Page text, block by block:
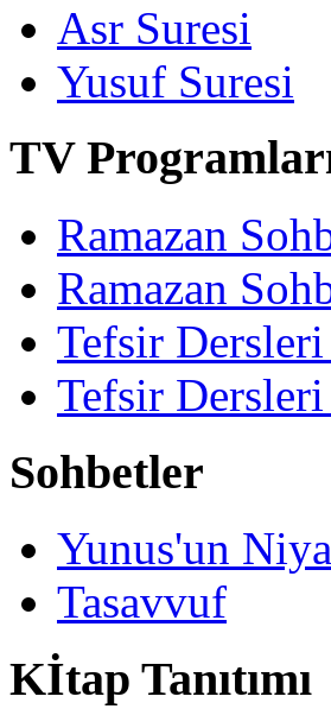
Asr Suresi
Yusuf Suresi
TV
Ramazan
Ramazan
Tefsir
Tefsir
Sohbetler
Yunus'un
Tasavvuf
Kİtap Tanıtımı